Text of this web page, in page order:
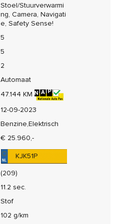
Stoel/Stuurverwarmi
ng, Camera, Navigati
e, Safety Sense!
5
5
2
Automaat
47.144 KM
12-09-2023
Benzine,Elektrisch
€ 25.960,-
KJK51P
(209)
11.2 sec.
Stof
102 g/km